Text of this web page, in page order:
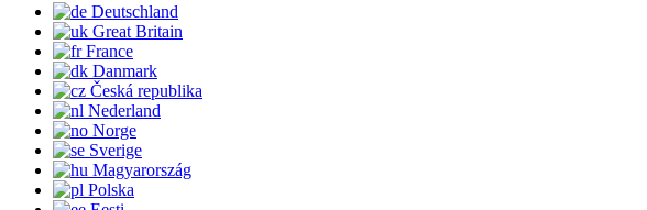
Deutschland
Great Britain
France
Danmark
Česká republika
Nederland
Norge
Sverige
Magyarország
Polska